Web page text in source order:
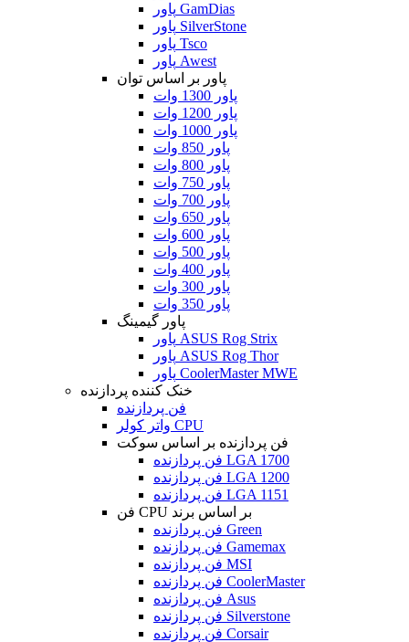
پاور GamDias
پاور SilverStone
پاور Tsco
پاور Awest
پاور بر اساس توان
پاور 1300 وات
پاور 1200 وات
پاور 1000 وات
پاور 850 وات
پاور 800 وات
پاور 750 وات
پاور 700 وات
پاور 650 وات
پاور 600 وات
پاور 500 وات
پاور 400 وات
پاور 300 وات
پاور 350 وات
پاور گیمینگ
پاور ASUS Rog Strix
پاور ASUS Rog Thor
پاور CoolerMaster MWE
خنک کننده پردازنده
فن پردازنده
واتر کولر CPU
فن پردازنده بر اساس سوکت
فن پردازنده LGA 1700
فن پردازنده LGA 1200
فن پردازنده LGA 1151
فن CPU بر اساس برند
فن پردازنده Green
فن پردازنده Gamemax
فن پردازنده MSI
فن پردازنده CoolerMaster
فن پردازنده Asus
فن پردازنده Silverstone
فن پردازنده Corsair